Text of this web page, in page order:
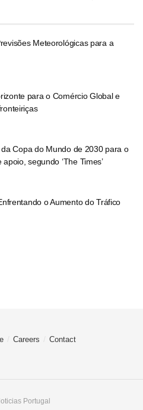
Meteorológicas para a
para o Comércio Global e
Copa do Mundo de 2030 para o
segundo ‘The Times’
o Aumento do Tráfico
Careers Contact
Portugal